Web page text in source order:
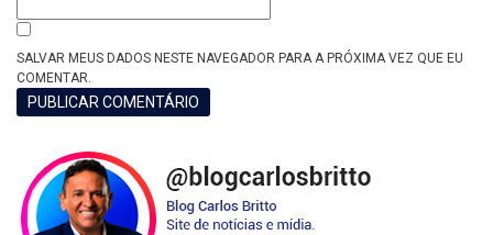
SALVAR MEUS DADOS NESTE NAVEGADOR PARA A PRÓXIMA VEZ QUE EU
COMENTAR.